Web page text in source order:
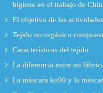
higiene en el trabajo de
El objetivo de las
Tejido no orgánico
Características del tejido
La diferencia entre mi
La máscara kn90 y la